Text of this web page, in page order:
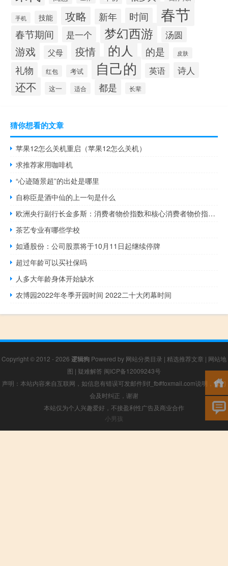
手机 技能 攻略 新年 时间 春节
春节期间 是一个 梦幻西游 汤圆
游戏 父母 疫情 的人 的是 皮肤
礼物 红包 考试 自己的 英语 诗人
还不 这一 适合 都是 长辈
猜你想看的文章
苹果12怎么关机重启（苹果12怎么关机）
求推荐家用咖啡机
“心迹随景超”的出处是哪里
自称臣是酒中仙的上一句是什么
欧洲央行副行长金多斯：消费者物价指数和核心消费者物价指数将继续下降消费者物价指数和核心消费者物价指数将继续下降CPI及核心CPI将继续放缓
茶艺专业有哪些学校
如通股份：公司股票将于10月11日起继续停牌
超过年龄可以买社保吗
人多大年龄身体开始缺水
农博园2022年冬季开园时间 2022二十大闭幕时间
Copyright © 2012 - 2026 逻辑狗 Powered by 网站分类目录 | 精选推荐文章 | 网站地
图 | 疑难解答 闽ICP备12009243号
声明：本站内容来自互联网，如信息有错误可发邮件到f_fb#foxmail.com说明，我们
会及时纠正，谢谢
本站仅为个人兴趣爱好，不接盈利性广告及商业合作
小男孩